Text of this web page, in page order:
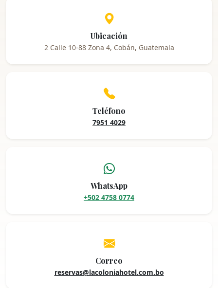
Ubicación
2 Calle 10-88 Zona 4, Cobán, Guatemala
Teléfono
7951 4029
WhatsApp
+502 4758 0774
Correo
reservas@lacoloniahotel.com.bo